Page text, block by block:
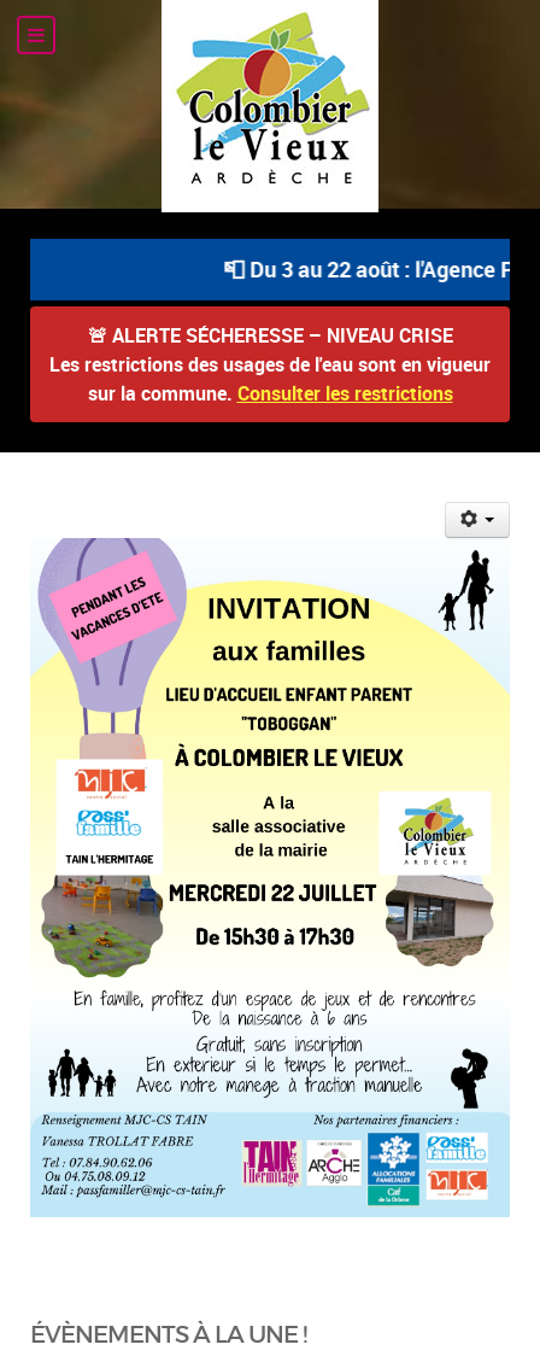
📮 Du 3 au 22 août : l'Agence
🚨 ALERTE SÉCHERESSE – NIVEAU CRISE
Les restrictions des usages de l'eau sont en vigueur
sur la commune. Consulter les restrictions
ÉVÈNEMENTS À LA UNE !